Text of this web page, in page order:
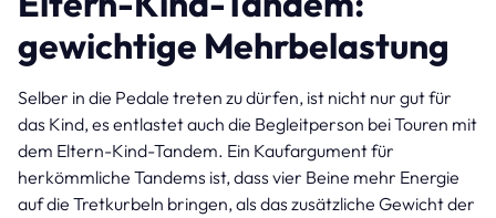
gewichtige Mehrbelastung
Selber in die Pedale treten zu dürfen, ist nicht nur gut für
das Kind, es entlastet auch die Begleitperson bei Touren mit
dem Eltern-Kind-Tandem. Ein Kaufargument für
herkömmliche Tandems ist, dass vier Beine mehr Energie
auf die Tretkurbeln bringen, als das zusätzliche Gewicht der